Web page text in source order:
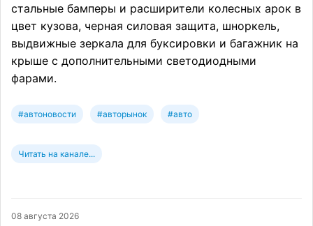
стальные бамперы и расширители колесных арок в
цвет кузова, черная силовая защита, шноркель,
выдвижные зеркала для буксировки и багажник на
крыше с дополнительными светодиодными
фарами.
#автоновости #авторынок #авто
Читать на канале...
08 августа 2026